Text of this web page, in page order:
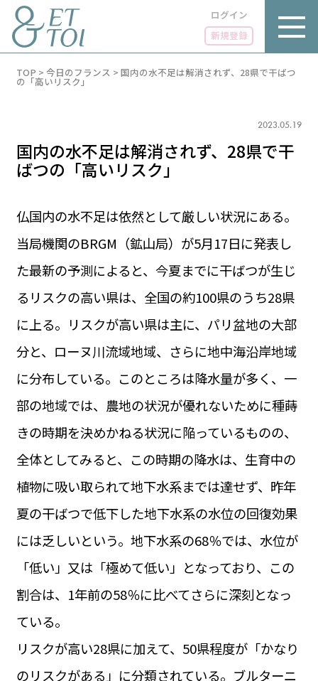
ログイン
新規登録
LUXE
グルメ
LIFE STYLE
ビジネス・キャリア
INFOS PRATIQUES
TAG
タグ
#パリ
#お土産 #トリビア
#データで読み解くフランス
#フランスの教育制度
#アプリ
#いざという時に
#カルカッソンヌ Carcassonne
#サステナブル
#フランス生活
#レシピ #ビューティー
#コスメ
#アルザス地方
#フランスの地方 #フロマージュ
#おでかけ
PARIS 14℃ / 12℃
FR 20:05 ／ JP 03:05
1€＝182.37円
お問い合わせ
運営会社
サイトポリシー
TOP > 今日のフランス > 国内の水不足は解消されず、28県で干ばつ
の「高いリスク」
2023.05.19
国内の水不足は解消されず、28県で干
ばつの「高いリスク」
仏国内の水不足は依然として厳しい状況にある。
当局機関のBRGM（鉱山局）が5月17日に発表し
た最新の予測によると、今夏までに干ばつが生じ
るリスクの高い県は、全国の約100県のうち28県
に上る。リスクが高い県は主に、パリ盆地の大部
分と、ローヌ川流域地域、さらに地中海沿岸地域
に分布している。このところは降水量が多く、一
部の地域では、農地の状況が優れないために種蒔
きの時期を決めかねる状況に陥っているものの、
全体としてみると、この時期の降水は、生育中の
植物に吸い取られて地下水系までは達せず、昨年
夏の干ばつで低下した地下水系の水位の回復効果
には乏しいという。地下水系の68％では、水位が
「低い」又は「極めて低い」となっており、この
割合は、1年前の58％に比べてさらに深刻となっ
ている。
リスクが高い28県に加えて、50県程度が「かなり
のリスクがある」に分類されている。ブルターニ